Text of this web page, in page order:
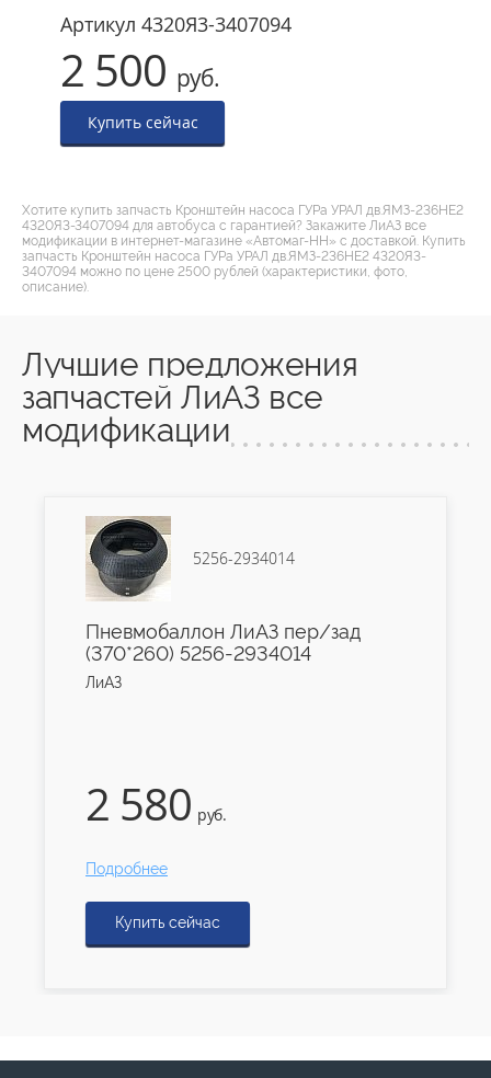
Артикул 4320Я3-3407094
2 500 руб.
Купить сейчас
Хотите купить запчасть Кронштейн насоса ГУРа УРАЛ дв.ЯМЗ-236НЕ2
4320Я3-3407094 для автобуса с гарантией? Закажите ЛиАЗ все
модификации в интернет-магазине «Автомаг-НН» с доставкой. Купить
запчасть Кронштейн насоса ГУРа УРАЛ дв.ЯМЗ-236НЕ2 4320Я3-
3407094 можно по цене 2500 рублей (характеристики, фото,
описание).
Лучшие предложения
запчастей ЛиАЗ все
модификации
5256-2934014
Пневмобаллон ЛиАЗ пер/зад
(370*260) 5256-2934014
ЛиАЗ
2 580 руб.
Подробнее
Купить сейчас